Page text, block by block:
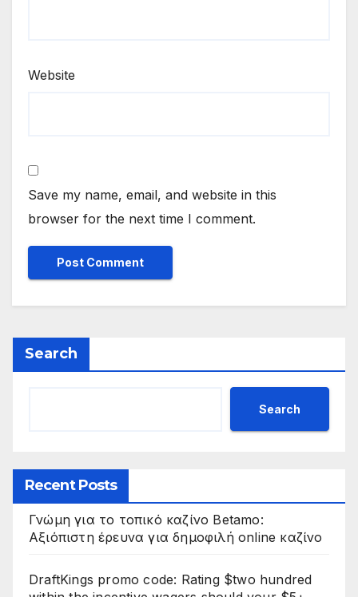
Website
Save my name, email, and website in this
browser for the next time I comment.
Search
Search
Recent Posts
Γνώμη για το τοπικό καζίνο Betamo:
Αξιόπιστη έρευνα για δημοφιλή online καζίνο
DraftKings promo code: Rating $two hundred